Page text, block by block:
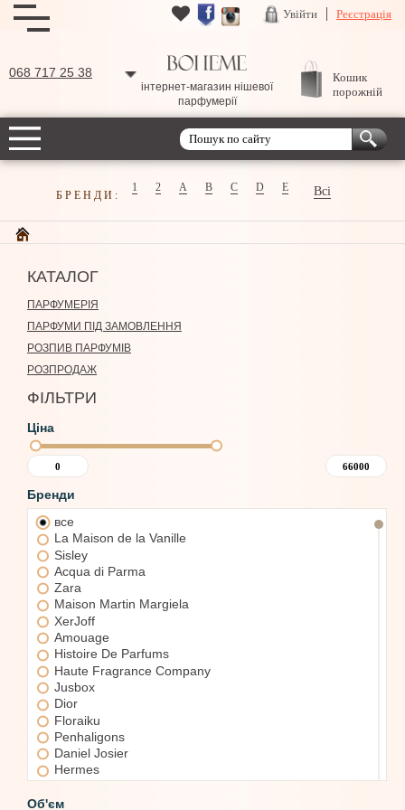
Увійти Реєстрація
068 717 25 38
інтернет-магазин нішевої
парфумерії
Кошик
порожній
БРЕНДИ:
1 2 A B C D E Всі
КАТАЛОГ
ПАРФУМЕРІЯ
ПАРФУМИ ПІД ЗАМОВЛЕННЯ
РОЗПИВ ПАРФУМІВ
РОЗПРОДАЖ
ФІЛЬТРИ
Ціна
Бренди
все
La Maison de la Vanille
Sisley
Acqua di Parma
Zara
Maison Martin Margiela
XerJoff
Amouage
Histoire De Parfums
Haute Fragrance Company
Jusbox
Dior
Floraiku
Penhaligons
Daniel Josier
Hermes
Guerlain
Об'єм